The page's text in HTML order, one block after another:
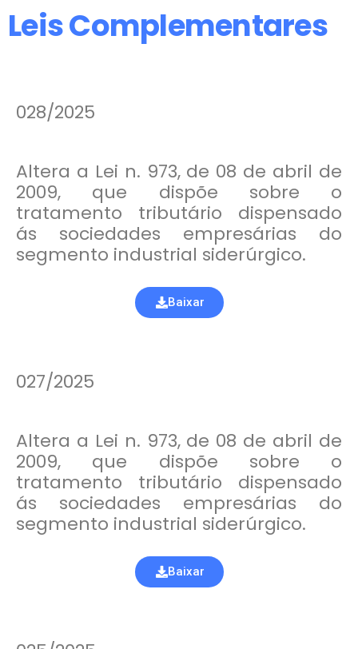
Leis Complementares
028/2025
Altera a Lei n. 973, de 08 de abril de
2009, que dispõe sobre o
tratamento tributário dispensado
ás sociedades empresárias do
segmento industrial siderúrgico.
Baixar
027/2025
Altera a Lei n. 973, de 08 de abril de
2009, que dispõe sobre o
tratamento tributário dispensado
ás sociedades empresárias do
segmento industrial siderúrgico.
Baixar